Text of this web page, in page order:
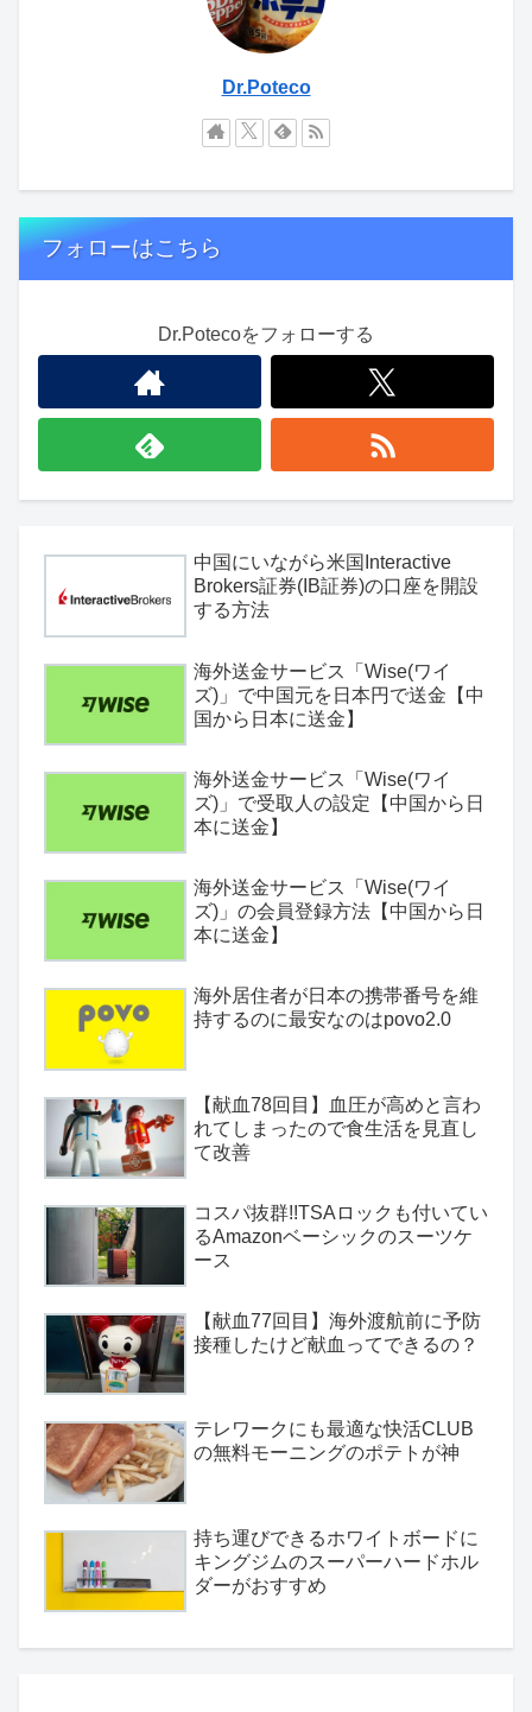
Dr.Poteco
フォローはこちら
Dr.Potecoをフォローする
中国にいながら米国Interactive
Brokers証券(IB証券)の口座を開設
する方法
海外送金サービス「Wise(ワイ
ズ)」で中国元を日本円で送金【中
国から日本に送金】
海外送金サービス「Wise(ワイ
ズ)」で受取人の設定【中国から日
本に送金】
海外送金サービス「Wise(ワイ
ズ)」の会員登録方法【中国から日
本に送金】
海外居住者が日本の携帯番号を維
持するのに最安なのはpovo2.0
【献血78回目】血圧が高めと言わ
れてしまったので食生活を見直し
て改善
コスパ抜群!!TSAロックも付いてい
るAmazonベーシックのスーツケ
ース
【献血77回目】海外渡航前に予防
接種したけど献血ってできるの？
テレワークにも最適な快活CLUB
の無料モーニングのポテトが神
持ち運びできるホワイトボードに
キングジムのスーパーハードホル
ダーがおすすめ